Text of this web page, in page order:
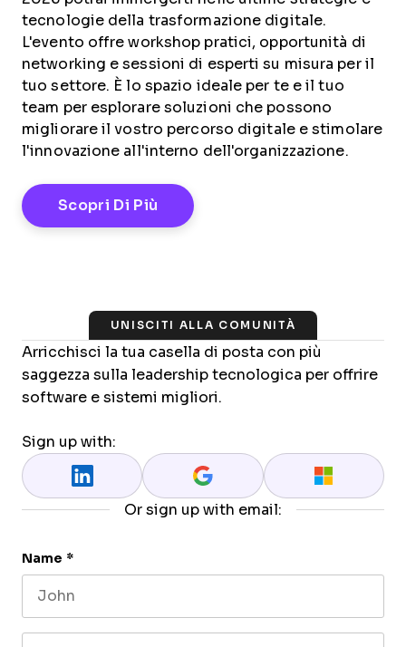
tecnologie della trasformazione digitale.
L'evento offre workshop pratici, opportunità di
networking e sessioni di esperti su misura per il
tuo settore. È lo spazio ideale per te e il tuo
team per esplorare soluzioni che possono
migliorare il vostro percorso digitale e stimolare
l'innovazione all'interno dell'organizzazione.
Scopri Di Più Opens New Window
UNISCITI ALLA COMUNITÀ
Arricchisci la tua casella di posta con più
saggezza sulla leadership tecnologica per offrire
software e sistemi migliori.
Sign up with:
Or sign up with email:
Name *